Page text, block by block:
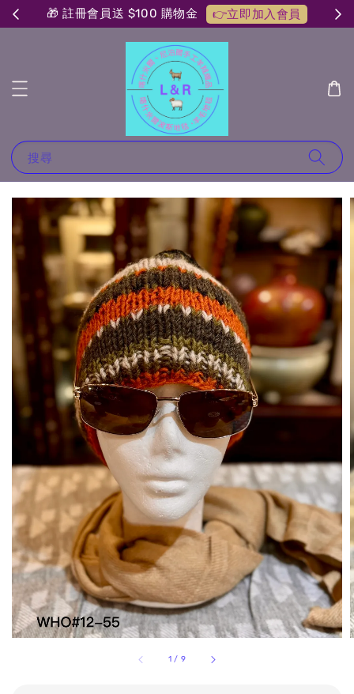
🎁 註冊會員送 $100 購物金 👉立即加入會員
搜尋
1 / 9